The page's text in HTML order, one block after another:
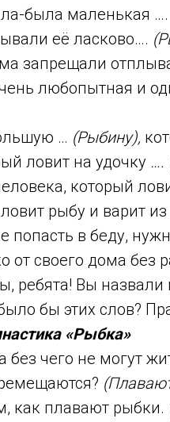
была маленькая ….
её ласково….
запрещали
любопытная и
… (Рыбину),
ловит на удочку ….
который
рыбу и варит
попасть в беду,
от своего дома без
ребята! Вы назвали
бы этих слов?
«Рыбка»
без чего не могут
как плавают рыбки.